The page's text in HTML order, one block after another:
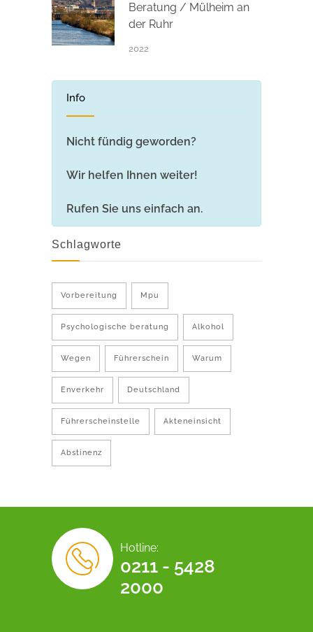
Beratung / Mülheim an
der Ruhr
2022
Info
Nicht fündig geworden?
Wir helfen Ihnen weiter!
Rufen Sie uns einfach an.
Schlagworte
Vorbereitung Mpu
Psychologische beratung Alkohol
Wegen Führerschein Warum
Enverkehr Deutschland
Führerscheinstelle Akteneinsicht
Abstinenz
Hotline:
0211 - 5428
2000